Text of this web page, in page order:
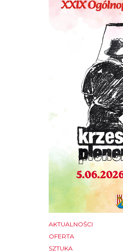
AKTUALNOŚCI
OFERTA
SZTUKA